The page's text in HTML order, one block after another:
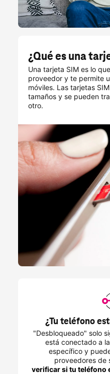
¿Qué es una
Una tarjeta SIM es lo
proveedor y te permite
móviles. Las tarjetas
tamaños y se pueden
otro.
¿Tu teléfono
"Desbloqueado" solo
está conectado a
específico y
proveedores de
verificar si tu teléfono